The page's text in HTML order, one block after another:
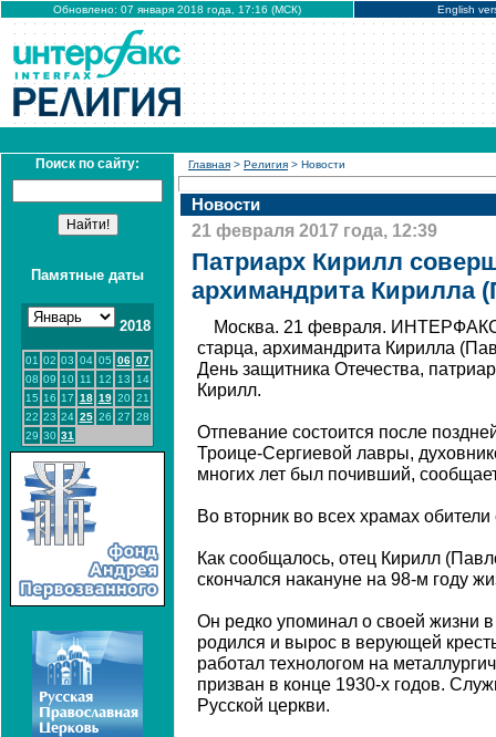
Обновлено: 07 января 2018 года, 17:16 (МСК) English
Поиск по сайту:
Памятные даты
2018
01 02 03 04 05 06 07
08 09 10 11 12 13
14
15 16 17 18 19 20 21
22 23 24 25 26 27 28
29 30 31
Главная > Религия > Новости
Новости
21 февраля 2017 года, 12:39
Патриарх Кирилл
архимандрита Кирилла
Москва. 21 февраля.
старца, архимандрита Кирилла
День защитника Отечества,
Кирилл.
Отпевание состоится после
Троице-Сергиевой лавры,
многих лет был почивший,
Во вторник во всех храмах
Как сообщалось, отец Кирилл
скончался накануне на 98-м году
Он редко упоминал о своей жизни
родился и вырос в верующей
работал технологом на
призван в конце 1930-х годов.
Русской церкви.